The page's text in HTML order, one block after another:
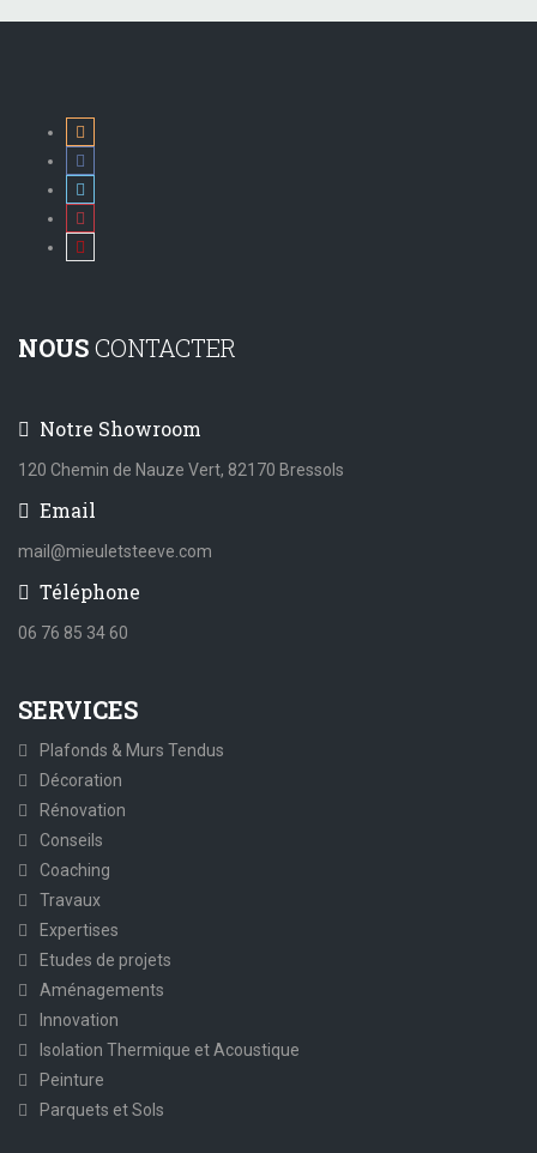
NOUSCONTACTER
Notre Showroom
120 Chemin de Nauze Vert, 82170 Bressols
Email
mail@mieuletsteeve.com
Téléphone
06 76 85 34 60
SERVICES
Plafonds & Murs Tendus
Décoration
Rénovation
Conseils
Coaching
Travaux
Expertises
Etudes de projets
Aménagements
Innovation
Isolation Thermique et Acoustique
Peinture
Parquets et Sols